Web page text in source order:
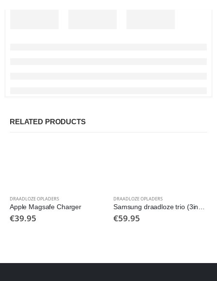
RELATED PRODUCTS
DRAADLOZE OPLADERS
Apple Magsafe Charger
€39.95
DRAADLOZE OPLADERS
€59.95